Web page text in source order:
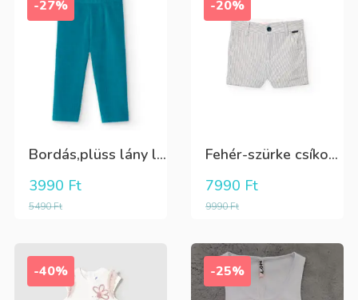
-27%
Bordás,plüss lány leggings zöldeskék
5490Ft
3990 Ft
-20%
Fehér-szürke csíkos,elegáns,fiú vászon rövidnadrág
9990Ft
7990 Ft
-40% -25%